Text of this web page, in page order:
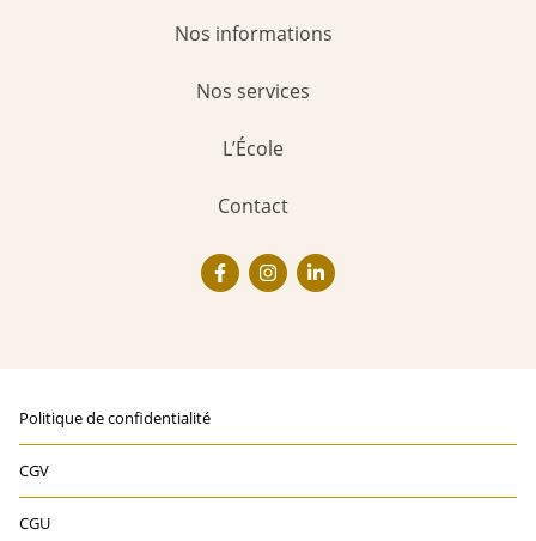
Nos informations
Nos services
L’École
Contact
Politique de confidentialité
CGV
CGU
TELECHARGER LA BROCHURE